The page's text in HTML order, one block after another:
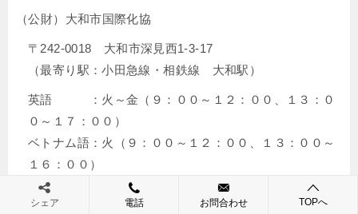
（公財）大和市国際化協
〒242-0018 大和市深見西1-3-17
（最寄り駅：小田急線・相鉄線 大和駅）
英語 ：火～金（９：００～１２：００、１３：０
０～１７：００）
ベトナム語：火（９：００～１２：００、１３：００～
１６：００）
中国語 ：木（１０：００～１３：００）
タガログ語：水（１０：００～１３：００）
シェア 電話 お問合わせ TOPへ